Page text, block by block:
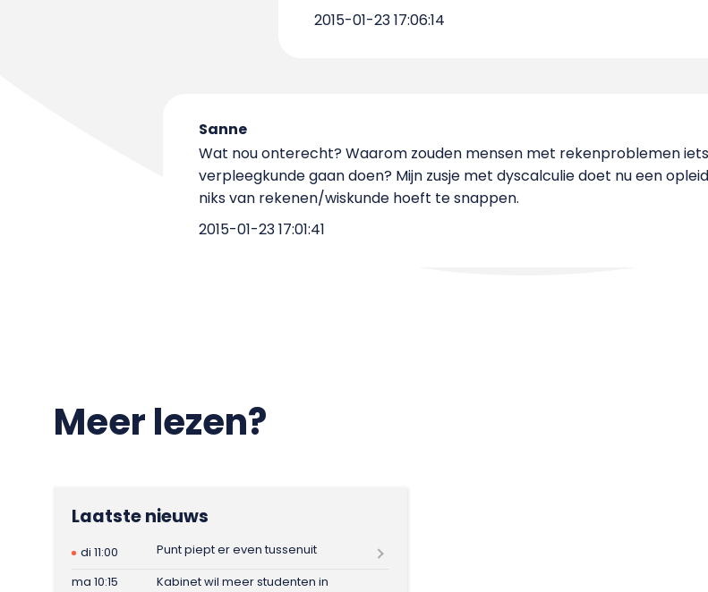
2015-01-23 17:06:14
Sanne
Wat nou onterecht? Waarom zouden mensen met rekenproblemen
verpleegkunde gaan doen? Mijn zusje met dyscalculie doet nu een
niks van rekenen/wiskunde hoeft te snappen.
2015-01-23 17:01:41
Meer lezen?
Laatste nieuws
di 11:00
Punt piept er even tussenuit
ma 10:15
Kabinet wil meer studenten in